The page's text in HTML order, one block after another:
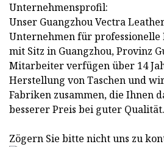
Unternehmensprofil:
Unser Guangzhou Vectra
Unternehmen für professionelle
mit Sitz in Guangzhou, Provinz
Mitarbeiter verfügen über 14
Herstellung von Taschen und
Fabriken zusammen, die Ihnen
besserer Preis bei guter Qualität.
Zögern Sie bitte nicht uns zu